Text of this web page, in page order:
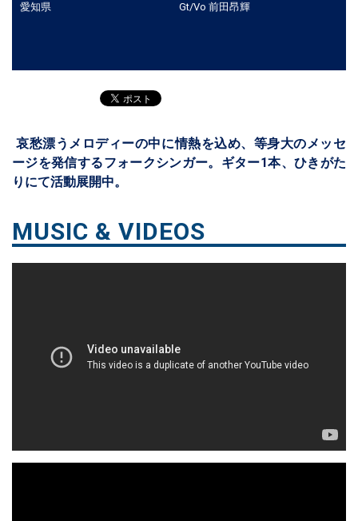
愛知県 Gt/Vo 前田昂輝
哀愁漂うメロディーの中に情熱を込め、等身大のメッセ
ージを発信するフォークシンガー。ギター1本、ひきがた
りにて活動展開中。
MUSIC & VIDEOS